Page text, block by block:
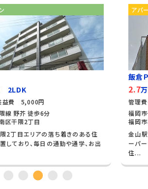
2LDK
益費 5,000円
線 野芥 徒歩6分
区干隈2丁目
2丁目エリアの落ち着きのある住
しており、毎日の通勤や通学、お出
アパ
飯倉
2.7
管理
福岡
福岡
金山
ーパ
住...